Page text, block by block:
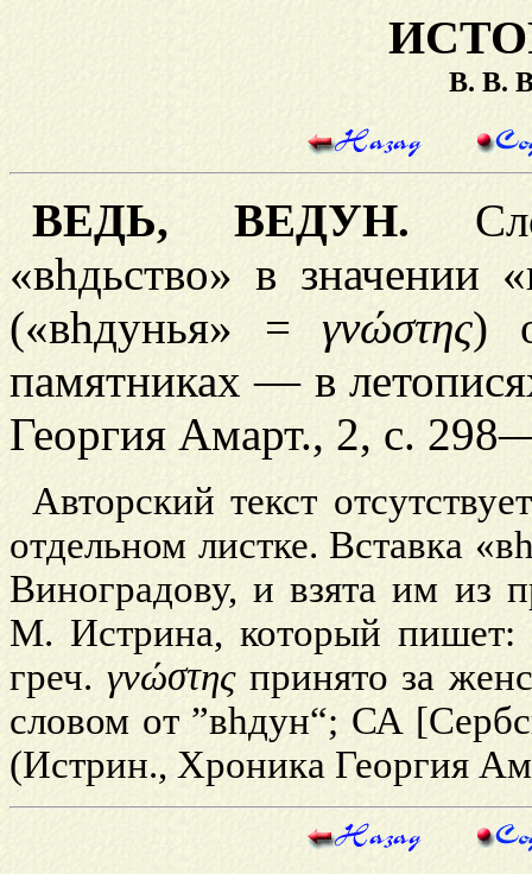
В. В.
ВЕДЬ, ВЕДУН.
«вhдьство» в значении
(«вhдунья» =γνώστης)
памятниках — в
Георгия Амарт., 2, с.
Авторский текст
отдельном листке. Вставка «в
Виноградову, и взята им из
М. Истрина, который пишет:
греч. γνώστηςпринято за
словом от ”вhдун“; СА
(Истрин., Хроника Георгия